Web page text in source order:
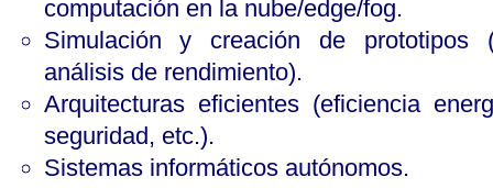
computación en la nube/edge/fog.
Simulación y creación de prototipos
análisis de rendimiento).
Arquitecturas eficientes (eficiencia
seguridad, etc.).
Sistemas informáticos autónomos.